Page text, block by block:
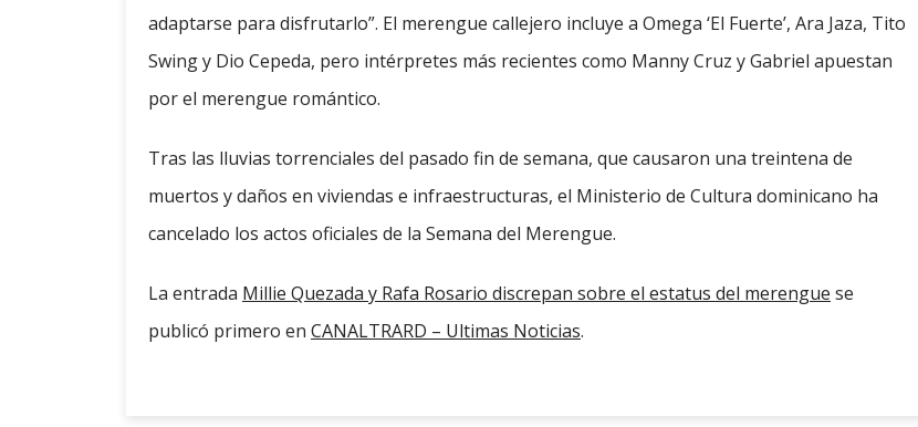
adaptarse para disfrutarlo”. El merengue callejero incluye a Omega ‘El Fuerte’, Ara Jaza, Tito
Swing y Dio Cepeda, pero intérpretes más recientes como Manny Cruz y Gabriel apuestan
por el merengue romántico.
Tras las lluvias torrenciales del pasado fin de semana, que causaron una treintena de
muertos y daños en viviendas e infraestructuras, el Ministerio de Cultura dominicano ha
cancelado los actos oficiales de la Semana del Merengue.
La entrada Millie Quezada y Rafa Rosario discrepan sobre el estatus del merengue se
publicó primero en CANALTRARD – Ultimas Noticias.